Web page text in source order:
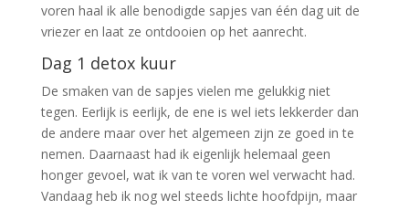
voren haal ik alle benodigde sapjes van één dag uit de
vriezer en laat ze ontdooien op het aanrecht.
Dag 1 detox kuur
De smaken van de sapjes vielen me gelukkig niet
tegen. Eerlijk is eerlijk, de ene is wel iets lekkerder dan
de andere maar over het algemeen zijn ze goed in te
nemen. Daarnaast had ik eigenlijk helemaal geen
honger gevoel, wat ik van te voren wel verwacht had.
Vandaag heb ik nog wel steeds lichte hoofdpijn, maar